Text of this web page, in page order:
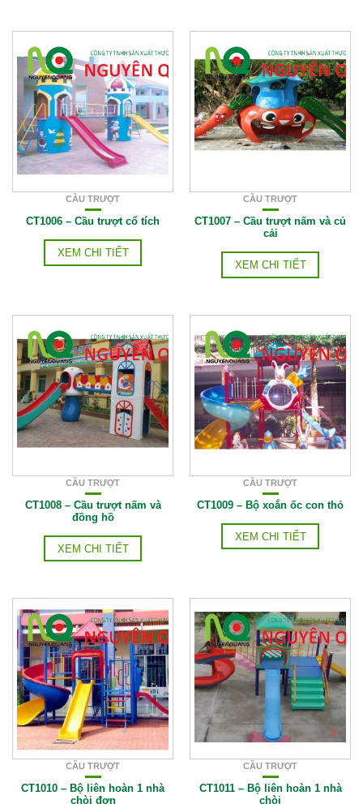
CẦU TRƯỢT
CT1006 – Cầu trượt cổ tích
XEM CHI TIẾT
CẦU TRƯỢT
CT1007 – Cầu trượt nấm và củ
cải
XEM CHI TIẾT
CẦU TRƯỢT
CT1008 – Cầu trượt nấm và
đồng hồ
XEM CHI TIẾT
CẦU TRƯỢT
CT1009 – Bộ xoắn ốc con thỏ
XEM CHI TIẾT
CẦU TRƯỢT
CT1010 – Bộ liên hoàn 1 nhà
chòi đơn
CẦU TRƯỢT
CT1011 – Bộ liên hoàn 1 nhà
chòi